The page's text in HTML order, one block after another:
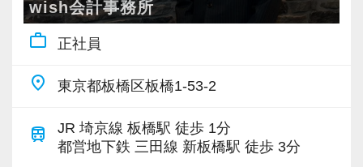
で、特定の分野に偏らない「どこでも通用する
税務会計のスタンダードかつ確かな実務能力」
「仕訳入力だけでなく、早く法人の決算書や申
営のアドバイスができるようになりたい」とい
シフト調整が可能です。
もちろん、「扶養内勤務」のご相談も大歓迎。
お子様の学校行事や急な体調不良によるスケジ
ュール変更、税理士試験前のまとまった休暇取
有給休暇の取得率も80％以上を誇り、お互いに
休みをフォローし合う温かい文化が根付いてい
wish会計事務所
work_outline 正社員
place 東京都板橋区板橋1-53-2
train
JR 埼京線 板橋駅 徒歩 1分
都営地下鉄 三田線 新板橋駅 徒歩 3分